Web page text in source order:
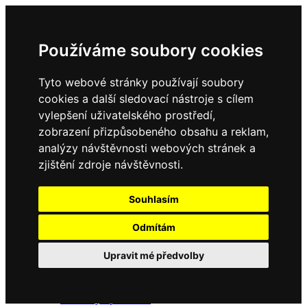
Používáme soubory cookies
Tyto webové stránky používají soubory
cookies a další sledovací nástroje s cílem
vylepšení uživatelského prostředí,
zobrazení přizpůsobeného obsahu a reklam,
analýzy návštěvnosti webových stránek a
zjištění zdroje návštěvnosti.
Souhlasím
Odmítám
Upravit mé předvolby
Domů
Kontakty
Úřední deska
Vyhlášky
Složení zastupitelstva